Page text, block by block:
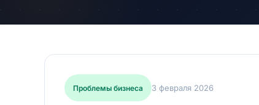
Проблемы бизнеса 3 февраля 2026